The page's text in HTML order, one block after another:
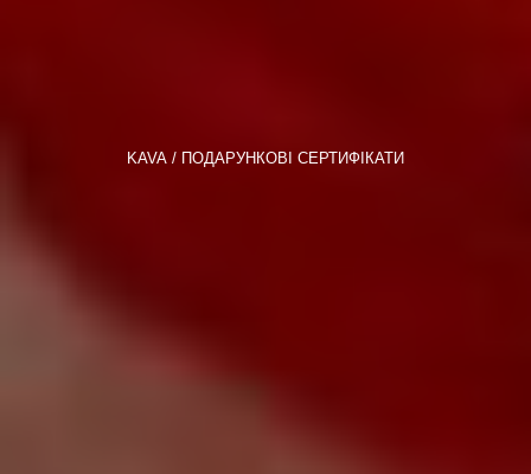
KAVA ПОДАРУНКОВІ СЕРТИФІКАТИ